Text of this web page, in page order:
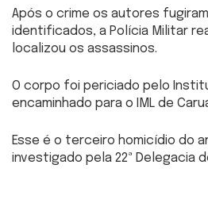
Após o crime os autores
identificados, a Polícia Militar
localizou os assassinos.
O corpo foi periciado pelo
encaminhado para o IML de
Esse é o terceiro homicídio do
investigado pela 22ª Delegacia